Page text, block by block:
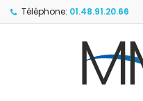
Téléphone: 01.48.91.20.66